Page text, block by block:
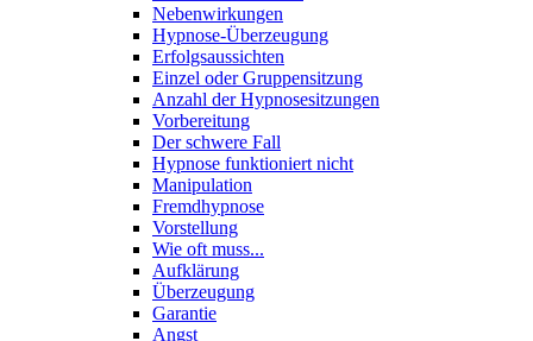
Nebenwirkungen
Hypnose-Überzeugung
Erfolgsaussichten
Einzel oder Gruppensitzung
Anzahl der Hypnosesitzungen
Vorbereitung
Der schwere Fall
Hypnose funktioniert nicht
Manipulation
Fremdhypnose
Vorstellung
Wie oft muss...
Aufklärung
Überzeugung
Garantie
Angst